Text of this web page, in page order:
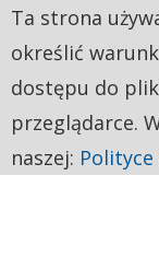
Ta strona
określić
dostępu do
przeglądarce.
naszej: Polityce